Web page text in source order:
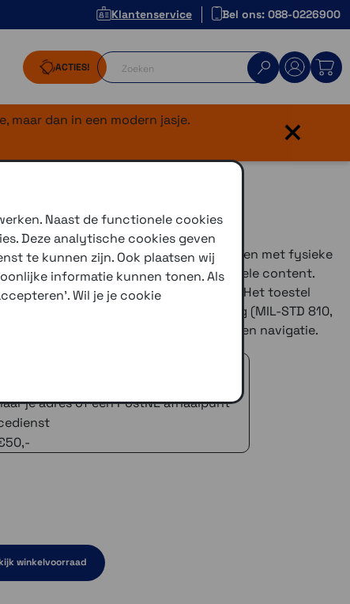
Klantenservice Bel ons: 088-0226900
ACTIES!
maar dan in een modern jasje.
×
combineert een 3,5″ kleurentouchscreen met fysieke
kaarten, satellietbeelden en optionele content.
is de locatiebepaling zeer nauwkeurig. Het toestel
is water- en temperatuurbestendig (MIL-STD 810,
Garmin Explore™ app voor reisplanning en navigatie.
je adres of een PostNL afhaalpunt
winkelvoorraad
Naast de functionele cookies
Deze analytische cookies geven
te kunnen zijn. Ook plaatsen wij
informatie kunnen tonen. Als
Wil je je cookie